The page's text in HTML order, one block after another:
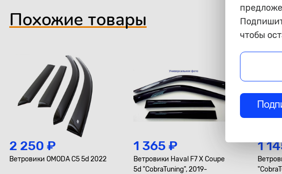
Похожие товары
2 250 ₽
Ветровики OMODA C5 5d 2022
1 365 ₽
Ветровики Haval F7 X Coupe
5d "CobraTuning", 2019-
1
чтобы